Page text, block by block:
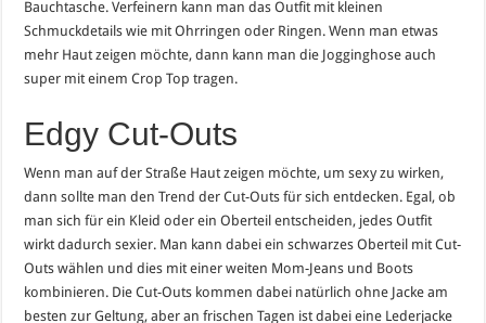
Bauchtasche. Verfeinern kann man das Outfit mit kleinen
Schmuckdetails wie mit Ohrringen oder Ringen. Wenn man etwas
mehr Haut zeigen möchte, dann kann man die Jogginghose auch
super mit einem Crop Top tragen.
Edgy Cut-Outs
Wenn man auf der Straße Haut zeigen möchte, um sexy zu wirken,
dann sollte man den Trend der Cut-Outs für sich entdecken. Egal, ob
man sich für ein Kleid oder ein Oberteil entscheiden, jedes Outfit
wirkt dadurch sexier. Man kann dabei ein schwarzes Oberteil mit Cut-
Outs wählen und dies mit einer weiten Mom-Jeans und Boots
kombinieren. Die Cut-Outs kommen dabei natürlich ohne Jacke am
besten zur Geltung, aber an frischen Tagen ist dabei eine Lederjacke